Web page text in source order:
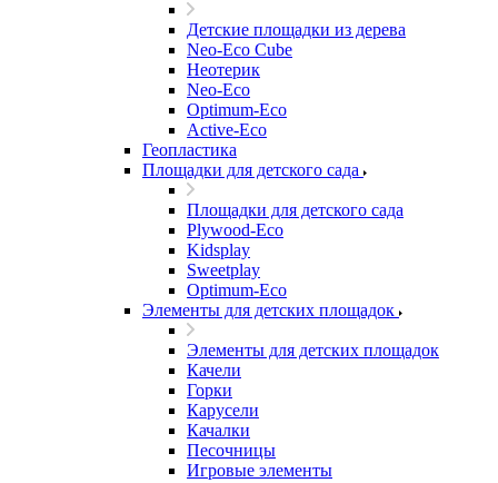
Детские площадки из дерева
Neo-Eco Cube
Неотерик
Neo-Eco
Оptimum-Еco
Active-Eco
Геопластика
Площадки для детского сада
Площадки для детского сада
Plywood-Eco
Kidsplay
Sweetplay
Оptimum-Еco
Элементы для детских площадок
Элементы для детских площадок
Качели
Горки
Карусели
Качалки
Песочницы
Игровые элементы